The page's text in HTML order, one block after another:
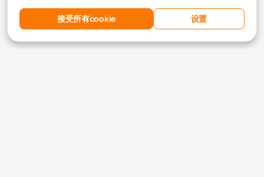
接受所有cookie 设置